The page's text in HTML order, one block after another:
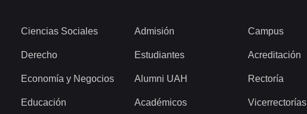
Ciencias Sociales
Derecho
Economía y Negocios
Educación
Admisión
Estudiantes
Alumni UAH
Académicos
Campus
Acreditación
Rectoría
Vicerrectorías